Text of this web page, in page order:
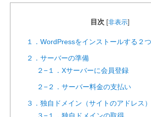
目次 非表示]
１．WordPressをインストールする２
２．サーバーの準備
２−１．Xサーバーに会員登録
２−２．サーバー料金の支払い
３．独自ドメイン（サイトのアドレス